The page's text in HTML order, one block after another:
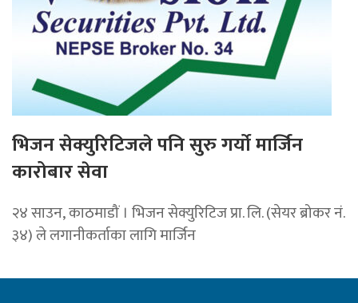
भिजन सेक्युरिटिजले पनि सुरु गर्यो मार्जिन
कारोबार सेवा
२४ साउन, काठमाडौं । भिजन सेक्युरिटिज प्रा. लि. (सेयर ब्रोकर नं.
३४) ले लगानीकर्ताका लागि मार्जिन